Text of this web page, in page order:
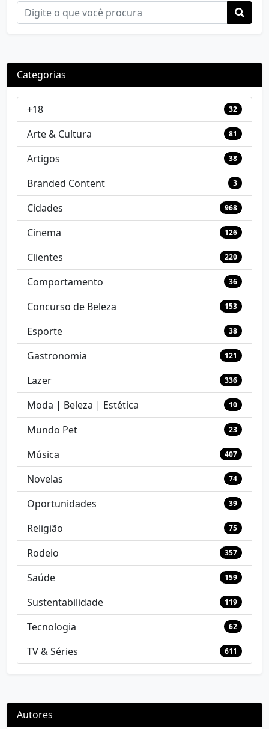
Categorias
+18 32
Arte & Cultura 81
Artigos 38
Branded Content 3
Cidades 968
Cinema 126
Clientes 220
Comportamento 36
Concurso de Beleza 153
Esporte 38
Gastronomia 121
Lazer 336
Moda | Beleza | Estética 10
Mundo Pet 23
Música 407
Novelas 74
Oportunidades 39
Religião 75
Rodeio 357
Saúde 159
Sustentabilidade 119
Tecnologia 62
TV & Séries 611
Autores